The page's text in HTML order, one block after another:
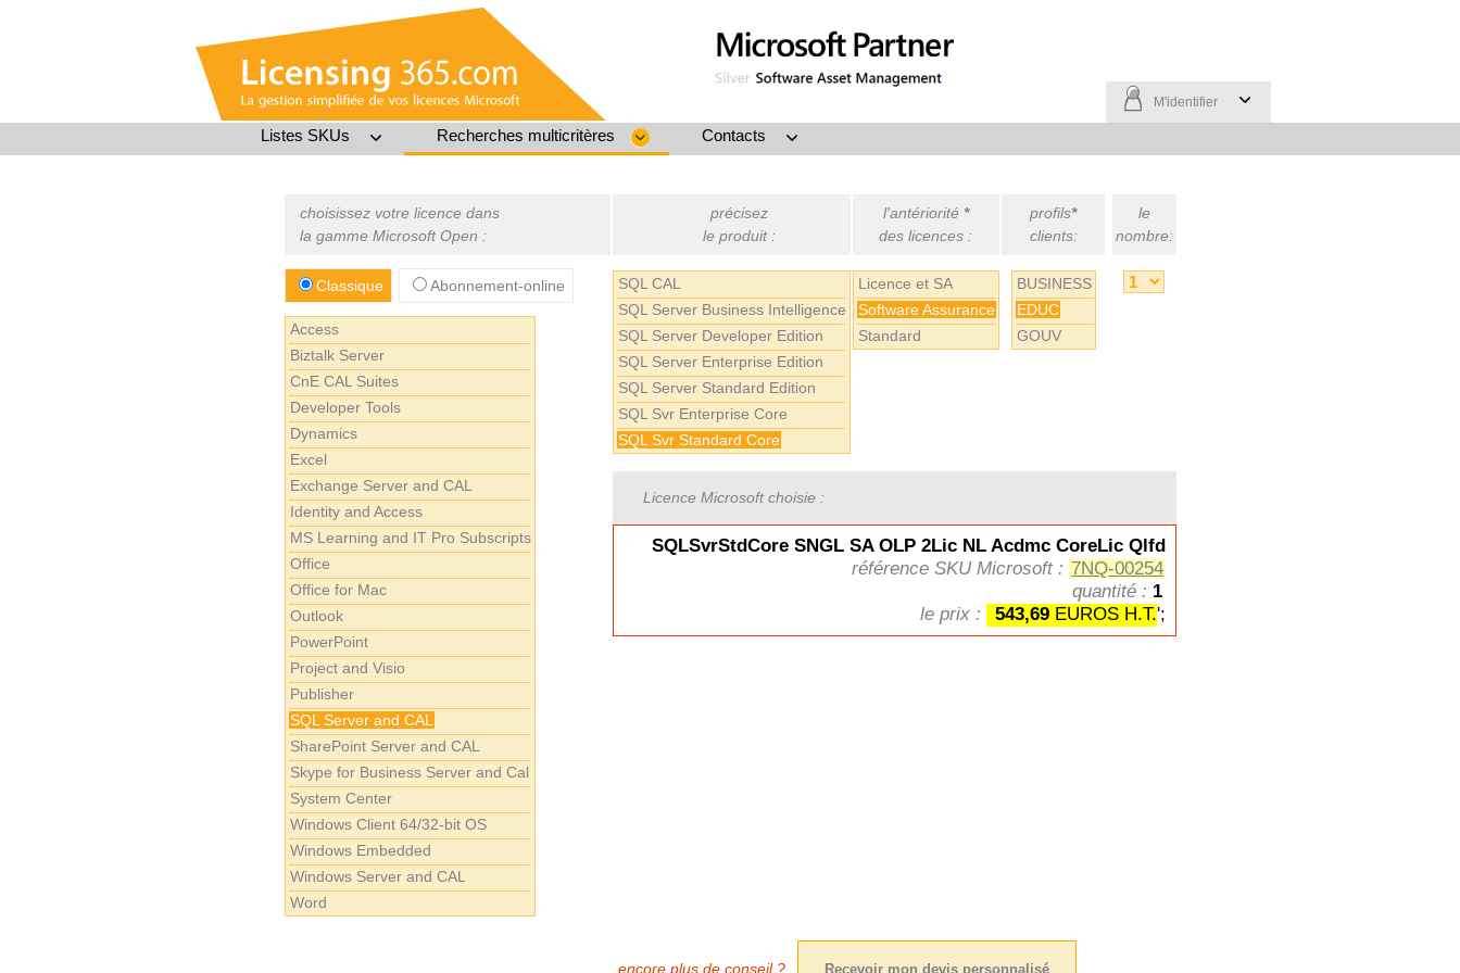
M'identifier
Listes SKUs Recherches multicritères Contacts
choisissez votre licence dans
la gamme Microsoft Open :
Classique Abonnement-online
Access
Biztalk Server
CnE CAL Suites
Developer Tools
Dynamics
Excel
Exchange Server and CAL
Identity and Access
MS Learning and IT Pro Subscripts
Office
Office for Mac
Outlook
PowerPoint
Project and Visio
Publisher
SQL Server and CAL
SharePoint Server and CAL
Skype for Business Server and Cal
System Center
Windows Client 64/32-bit OS
Windows Embedded
Windows Server and CAL
Word
précisez
le produit :
SQL CAL
SQL Server Business Intelligence
SQL Server Developer Edition
SQL Server Enterprise Edition
SQL Server Standard Edition
SQL Svr Enterprise Core
SQL Svr Standard Core
l'antériorité *
des licences :
Licence et SA
Software Assurance
Standard
profils*
clients:
BUSINESS
EDUC
GOUV
le
nombre:
Licence Microsoft choisie :
SQLSvrStdCore SNGL SA OLP 2Lic NL Acdmc CoreLic Qlfd
référence SKU Microsoft : 7NQ-00254
quantité : 1
le prix :
543,69 EUROS H.T.';
encore plus de conseil ?